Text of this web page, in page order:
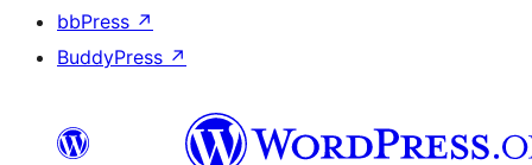
bbPress ↗
BuddyPress ↗